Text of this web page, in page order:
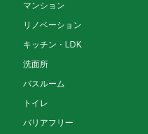
マンション
リノベーション
キッチン・LDK
洗面所
バスルーム
トイレ
バリアフリー